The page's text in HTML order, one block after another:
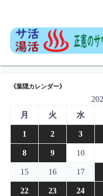
《葉隠カレンダー》
月
火 水
1 2 3
8 9 10
15 16 17
22 23 24